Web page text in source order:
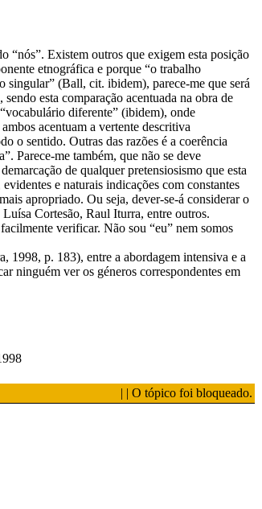
“nós”. Existem outros que exigem esta posição
etnográfica e porque “o trabalho
(Ball, cit. ibidem), parece-me que será
esta comparação acentuada na obra de
diferente” (ibidem), onde
acentuam a vertente descritiva
o sentido. Outras das razões é a coerência
Parece-me também, que não se deve
de qualquer pretensiosismo que esta
e naturais indicações com constantes
apropriado. Ou seja, dever-se-á considerar o
Cortesão, Raul Iturra, entre outros.
verificar. Não sou “eu” nem somos
1998, p. 183), entre a abordagem intensiva e a
ninguém ver os géneros correspondentes em
| | O tópico foi bloqueado.